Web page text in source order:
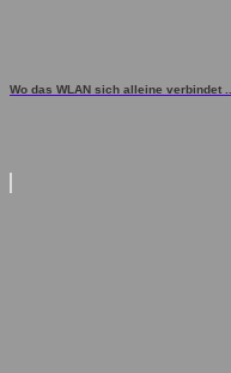
Wo das WLAN sich alleine verbindet ...